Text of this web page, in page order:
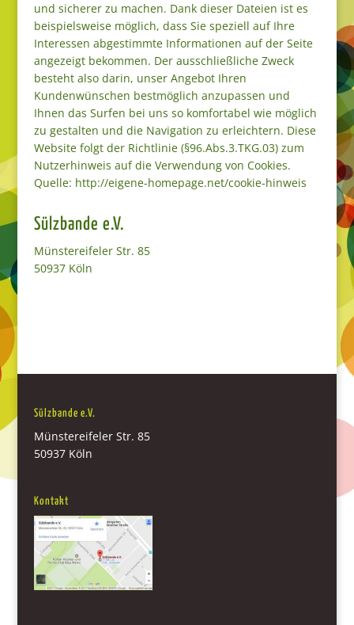
und sicherer zu machen. Dank dieser Dateien ist es
beispielsweise möglich, dass Sie speziell auf Ihre
Interessen abgestimmte Informationen auf der Seite
angezeigt bekommen. Der ausschließliche Zweck
besteht also darin, unser Angebot Ihren
Kundenwünschen bestmöglich anzupassen und
Ihnen das Surfen bei uns so komfortabel wie möglich
zu gestalten und die Navigation zu erleichtern. Diese
Website folgt der Richtlinie (§96.Abs.3.TKG.03) zum
Nutzerhinweis auf die Verwendung von Cookies.
Quelle: http://eigene-homepage.net/cookie-hinweis
Sülzbande e.V.
Münstereifeler Str. 85
50937 Köln
Sülzbande e.V.
Münstereifeler Str. 85
50937 Köln
Kontakt